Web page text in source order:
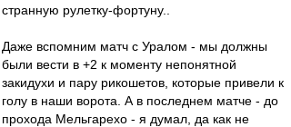
странную рулетку-фортуну..
Даже вспомним матч с Уралом - мы должны
были вести в +2 к моменту непонятной
закидухи и пару рикошетов, которые привели к
голу в наши ворота. А в последнем матче - до
прохода Мельгарехо - я думал, да как не